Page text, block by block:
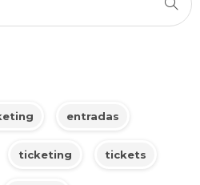
entradas
ticketing tickets